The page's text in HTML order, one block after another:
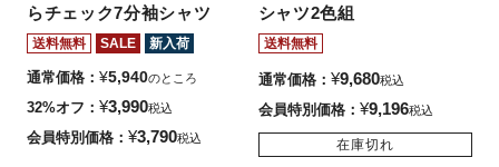
らチェック7分袖シャツ
送料無料 SALE 新入荷
通常価格 ¥5,940のところ
32%オフ ¥3,990税込
会員特別価格 ¥3,790税込
シャツ2色組
送料無料
通常価格 ¥9,680税込
会員特別価格 ¥9,196税込
在庫切れ